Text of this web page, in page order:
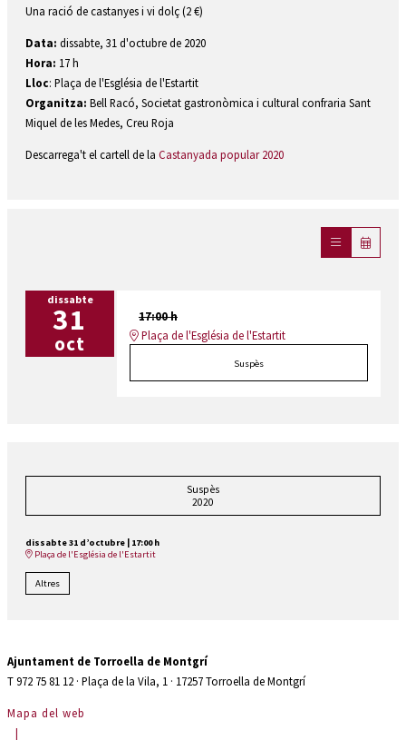
Una ració de castanyes i vi dolç (2 €)
Data: dissabte, 31 d'octubre de 2020
Hora: 17 h
Lloc: Plaça de l'Església de l'Estartit
Organitza: Bell Racó, Societat gastronòmica i cultural confraria Sant
Miquel de les Medes, Creu Roja
Descarrega't el cartell de la Castanyada popular 2020
dissabte
31
oct
17:00 h
Plaça de l'Església de l'Estartit
Suspès
Suspès
2020
dissabte 31 d’octubre | 17:00 h
Plaça de l'Església de l'Estartit
Altres
Ajuntament de Torroella de Montgrí
T 972 75 81 12 · Plaça de la Vila, 1 · 17257 Torroella de Montgrí
Mapa del web
|